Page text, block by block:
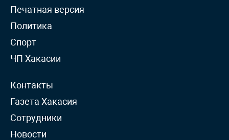
Печатная версия
Политика
Спорт
ЧП Хакасии
Контакты
Газета Хакасия
Сотрудники
Новости